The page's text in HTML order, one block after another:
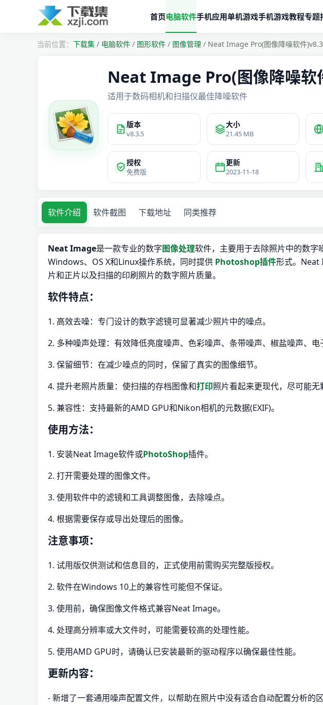
首页电脑软件手机应用单机游戏手机游戏教程专题
下载集 / 电脑软件 / 图形软件 / 图像管理 / Neat Image Pro(图像降噪软件
Neat Image Pro(图像降噪软
适用于数码相机和扫描仪最佳降噪软件
版本
v8.3.5
大小
21.45 MB
授权
免费版
更新
2023-11-18
软件介绍 软件截图 下载地址 同类推荐
Neat Image是一款专业的数字图像处理软件，主要用于去除照片中的数
Windows、OS X和Linux操作系统，同时提供 Photoshop插件形式。Neat
片和正片以及扫描的印刷照片的数字照片质量。
软件特点：
1. 高效去噪：专门设计的数字滤镜可显著减少照片中的噪点。
2. 多种噪声处理：有效降低亮度噪声、色彩噪声、条带噪声、椒盐噪声、电
3. 保留细节：在减少噪点的同时，保留了真实的图像细节。
4. 提升老照片质量：使扫描的存档图像和打印照片看起来更现代，尽可能无
5. 兼容性：支持最新的AMD GPU和Nikon相机的元数据(EXIF)。
使用方法：
1. 安装Neat Image软件或PhotoShop插件。
2. 打开需要处理的图像文件。
3. 使用软件中的滤镜和工具调整图像，去除噪点。
4. 根据需要保存或导出处理后的图像。
注意事项：
1. 试用版仅供测试和信息目的，正式使用前需购买完整版授权。
2. 软件在Windows 10上的兼容性可能但不保证。
3. 使用前，确保图像文件格式兼容Neat Image。
4. 处理高分辨率或大文件时，可能需要较高的处理性能。
5. 使用AMD GPU时，请确认已安装最新的驱动程序以确保最佳性能。
更新内容：
- 新增了一套通用噪声配置文件，以帮助在照片中没有适合自动配置分析的